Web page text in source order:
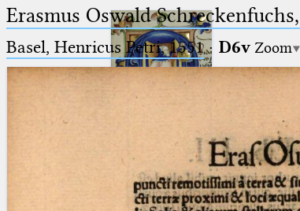
Ptolemaeus
Arabus et Latinus
Erasmus Oswald Schreckenfuchs,
Basel, Henricus Petri, 1551· D6v Zoom